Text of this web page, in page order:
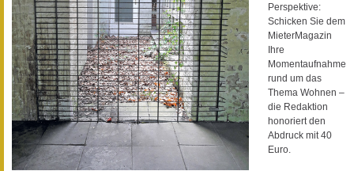
Perspektive:
Schicken Sie dem
MieterMagazin
Ihre
Momentaufnahme
rund um das
Thema Wohnen –
die Redaktion
honoriert den
Abdruck mit 40
Euro.